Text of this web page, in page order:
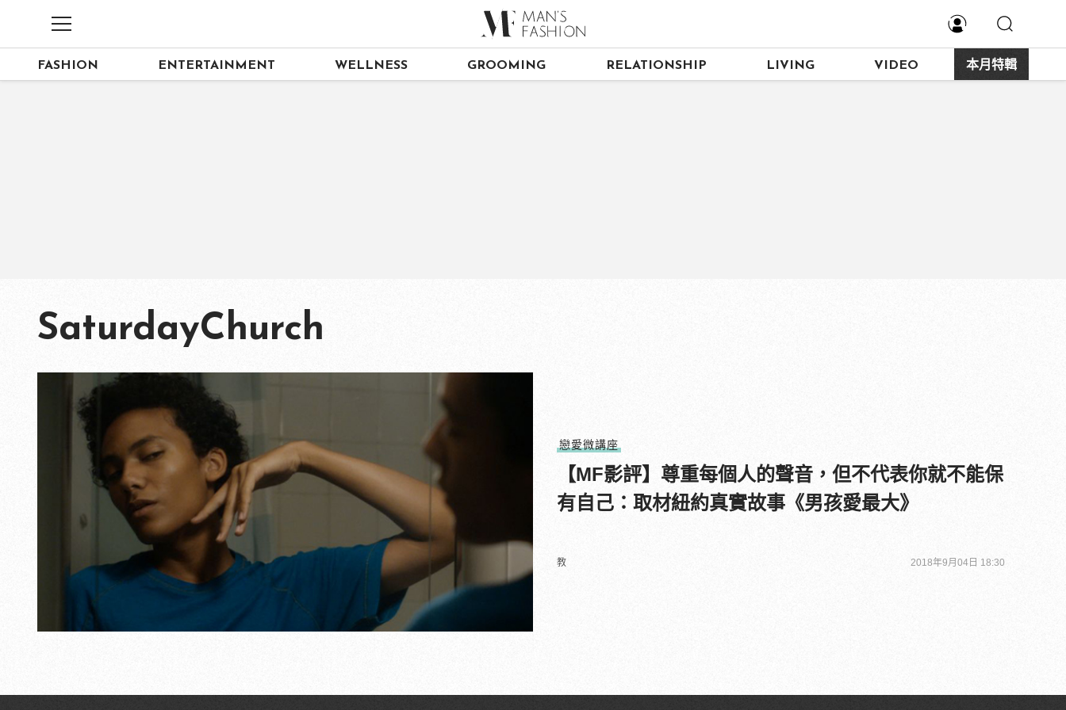
FASHION ENTERTAINMENT WELLNESS GROOMING RELATIONSHIP LIVING VIDEO 本月特輯
SaturdayChurch
戀愛微講座
【MF影評】尊重每個人的聲音，但不代表你就不能保
有自己：取材紐約真實故事《男孩愛最大》
教 2018年9月04日 18:30